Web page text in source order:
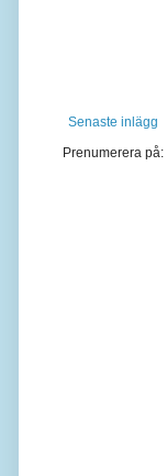
Senaste inlägg
Prenumerera på: